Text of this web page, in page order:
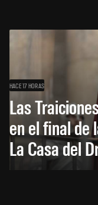
HACE 17 HORAS
Las
en el final de
La Casa del